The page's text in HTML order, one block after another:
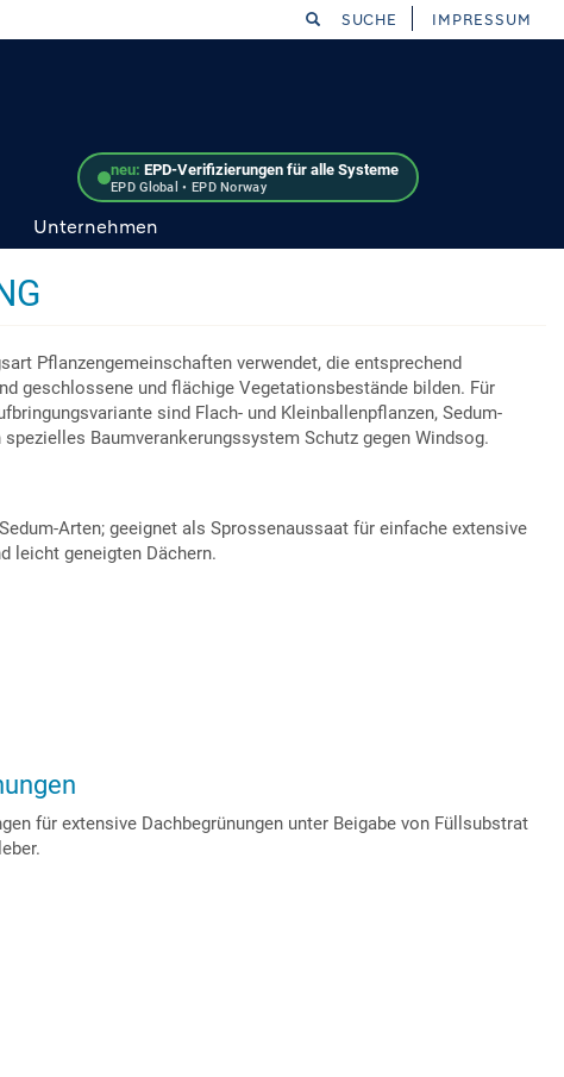
neu: EPD-Verifizierungen für alle Systeme
EPD Global • EPD Norway
SUCHE IMPRESSUM
Unternehmen
Pflanzengemeinschaften verwendet, die entsprechend
geschlossene und flächige Vegetationsbestände bilden. Für
sind Flach- und Kleinballenpflanzen, Sedum-
Baumverankerungssystem Schutz gegen Windsog.
Arten; geeignet als Sprossenaussaat für einfache extensive
leicht geneigten Dächern.
für extensive Dachbegrünungen unter Beigabe von Füllsubstrat